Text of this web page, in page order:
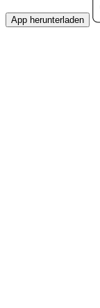
App herunterladen